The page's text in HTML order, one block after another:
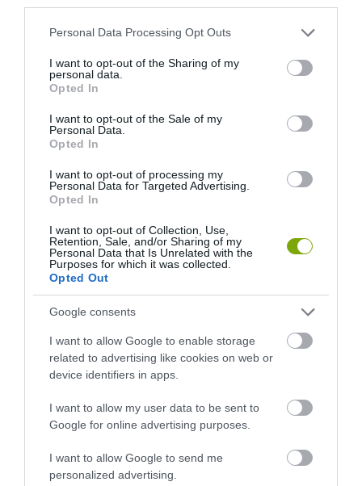
Please note that this website/app uses one or more Google
not limited to your visit or usage behaviour. You may click to
grant or deny consent to Google and its third-party tags to
use your data for below specified purposes in below Google
consent section.
Personal Data Processing Opt Outs
I want to opt-out of the Sharing of my
personal data.
Opted In
I want to opt-out of the Sale of my
Personal Data.
Opted In
I want to opt-out of processing my
Personal Data for Targeted Advertising.
Opted In
I want to opt-out of Collection, Use,
Retention, Sale, and/or Sharing of my
Personal Data that Is Unrelated with the
Purposes for which it was collected.
Opted Out
Google consents
I want to allow Google to enable storage
related to advertising like cookies on web or
device identifiers in apps.
I want to allow my user data to be sent to
Google for online advertising purposes.
I want to allow Google to send me
personalized advertising.
AGYONZSÚFOLT PANELHÁZAK HONG-KONGBAN – HOVA
6 ÖTLET KERTI PIHENŐHELYRE, MERT EGY KIS ELVONULÁS
HASONLÓ ÉRDEKESSÉGEK
A KOALA EVOLÚCIÓS MÚLTJA
SOKKAL DRÁMAIBB, MINT A
EUKALIPTUSZRÁGCSÁLÁS
SUGALLJA
A KORALLZÁTONY NEM CSAK
SZÍNES HALAKBÓL ÁLL: MOST
LAKÓJÁT MUTATTA MEG